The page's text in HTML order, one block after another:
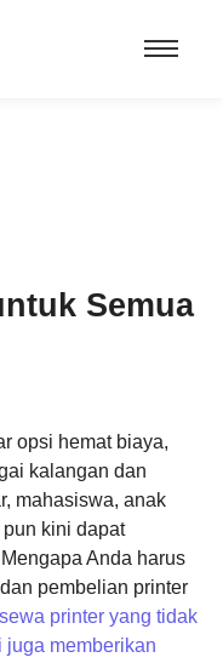
Semua
opsi hemat biaya,
kalangan dan
mahasiswa, anak
kini dapat
Anda harus
pembelian printer
printer yang tidak
juga memberikan